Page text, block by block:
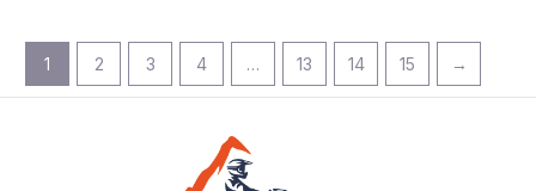
1 2 3 4 … 13 14 15 →